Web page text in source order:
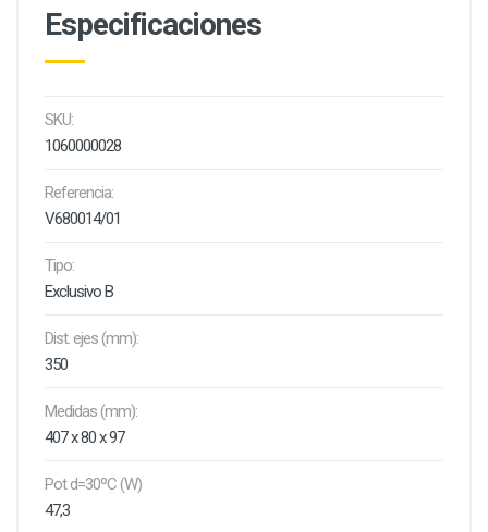
Especificaciones
SKU:
1060000028
Referencia:
V680014/01
Tipo:
Exclusivo B
Dist. ejes (mm):
350
Medidas (mm):
407 x 80 x 97
Pot d=30ºC (W)
47,3